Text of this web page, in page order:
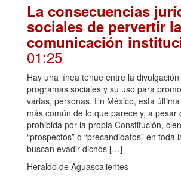
La consecuencias
sociales de pervertir la
comunicación
01:25
Hay una línea tenue entre la
programas sociales y su uso para
varias, personas. En México, esta
más común de lo que parece y, a pesar
prohibida por la propia Constitución,
“prospectos” o “precandidatos” en toda
buscan evadir dichos […]
Heraldo de Aguascalientes